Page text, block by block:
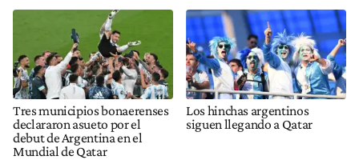
Tres municipios bonaerenses
declararon asueto por el
debut de Argentina en el
Mundial de Qatar
Los hinchas argentinos
siguen llegando a Qatar